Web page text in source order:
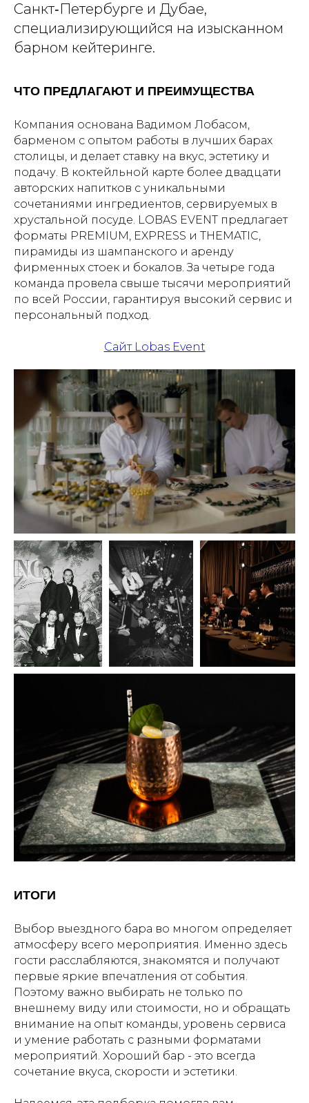
Санкт‑Петербурге и Дубае,
специализирующийся на изысканном
барном кейтеринге.
ЧТО ПРЕДЛАГАЮТ И ПРЕИМУЩЕСТВА
Компания основана Вадимом Лобасом,
барменом с опытом работы в лучших барах
столицы, и делает ставку на вкус, эстетику и
подачу. В коктейльной карте более двадцати
авторских напитков с уникальными
сочетаниями ингредиентов, сервируемых в
хрустальной посуде. LOBAS EVENT предлагает
форматы PREMIUM, EXPRESS и THEMATIC,
пирамиды из шампанского и аренду
фирменных стоек и бокалов. За четыре года
команда провела свыше тысячи мероприятий
по всей России, гарантируя высокий сервис и
персональный подход.
Сайт Lobas Event
ИТОГИ
Выбор выездного бара во многом определяет
атмосферу всего мероприятия. Именно здесь
гости расслабляются, знакомятся и получают
первые яркие впечатления от события.
Поэтому важно выбирать не только по
внешнему виду или стоимости, но и обращать
внимание на опыт команды, уровень сервиса
и умение работать с разными форматами
мероприятий. Хороший бар - это всегда
сочетание вкуса, скорости и эстетики.
КОКТЕЙЛИ, ЛИМОНАДЫ
И НАПИТКИ НА ВАШЕ
МЕРОПРИЯТИЕ
подробнее
ЛОФТЫ НАПРЯМУЮ
ОТ ВЛАДЕЛЬЦЕВ
Более 300 пространств в Москве
подробнее
ЗАКУСКИ И ФУРШЕТНЫЕ
НАБОРЫ, ГОТОВЫЕ К ВАШЕМУ
СОБЫТИЮ